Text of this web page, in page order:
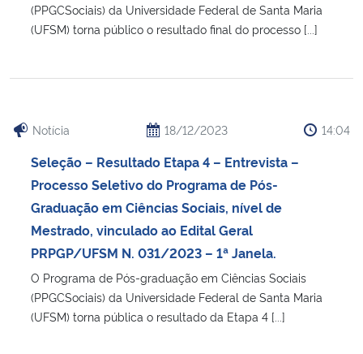
(PPGCSociais) da Universidade Federal de Santa Maria
(UFSM) torna público o resultado final do processo [...]
Notícia 18/12/2023 14:04
Seleção – Resultado Etapa 4 – Entrevista –
Processo Seletivo do Programa de Pós-
Graduação em Ciências Sociais, nível de
Mestrado, vinculado ao Edital Geral
PRPGP/UFSM N. 031/2023 – 1ª Janela.
O Programa de Pós-graduação em Ciências Sociais
(PPGCSociais) da Universidade Federal de Santa Maria
(UFSM) torna pública o resultado da Etapa 4 [...]